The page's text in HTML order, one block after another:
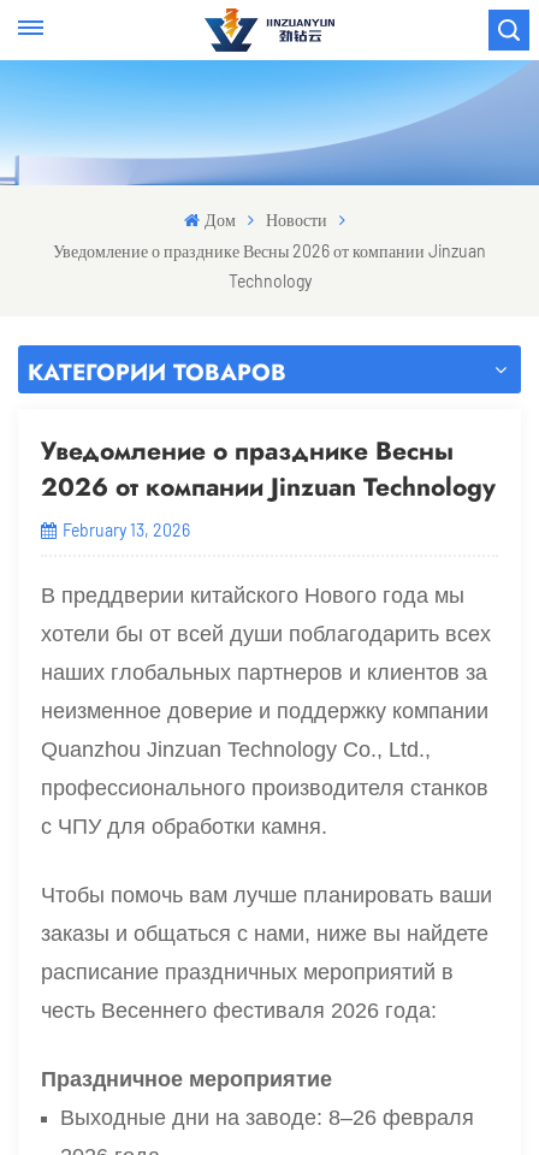
Дом
Новости
Уведомление о празднике Весны 2026 от компании Jinzuan
Technology
КАТЕГОРИИ ТОВАРОВ
Уведомление о празднике Весны
2026 от компании Jinzuan Technology
February 13, 2026
В преддверии китайского Нового года мы
хотели бы от всей души поблагодарить всех
наших глобальных партнеров и клиентов за
неизменное доверие и поддержку компании
Quanzhou Jinzuan Technology Co., Ltd.,
профессионального производителя станков
с ЧПУ для обработки камня.
Чтобы помочь вам лучше планировать ваши
заказы и общаться с нами, ниже вы найдете
расписание праздничных мероприятий в
честь Весеннего фестиваля 2026 года:
Праздничное мероприятие
Выходные дни на заводе: 8–26 февраля